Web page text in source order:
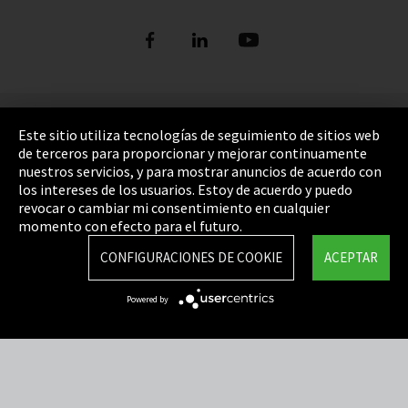
Pie de imprenta
Política de privacidad
Cookie Settings
Términos y Condiciones
Mapa del sitio
Integrity Line
Este sitio utiliza tecnologías de seguimiento de sitios web
de terceros para proporcionar y mejorar continuamente
nuestros servicios, y para mostrar anuncios de acuerdo con
los intereses de los usuarios. Estoy de acuerdo y puedo
revocar o cambiar mi consentimiento en cualquier
momento con efecto para el futuro.
ACEPTAR
CONFIGURACIONES DE COOKIE
Powered by